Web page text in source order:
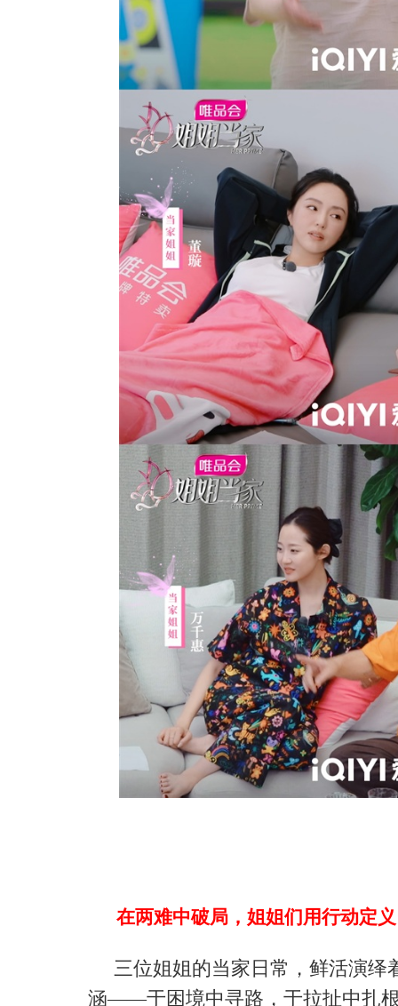
在两难中破局，姐姐们用行动定
三位姐姐的当家日常，鲜活演绎
涵——于困境中寻路，于拉扯中扎